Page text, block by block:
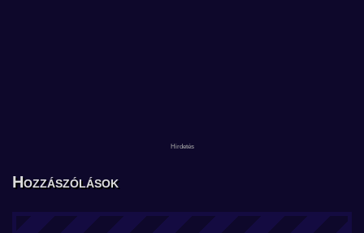
Hozzászólások